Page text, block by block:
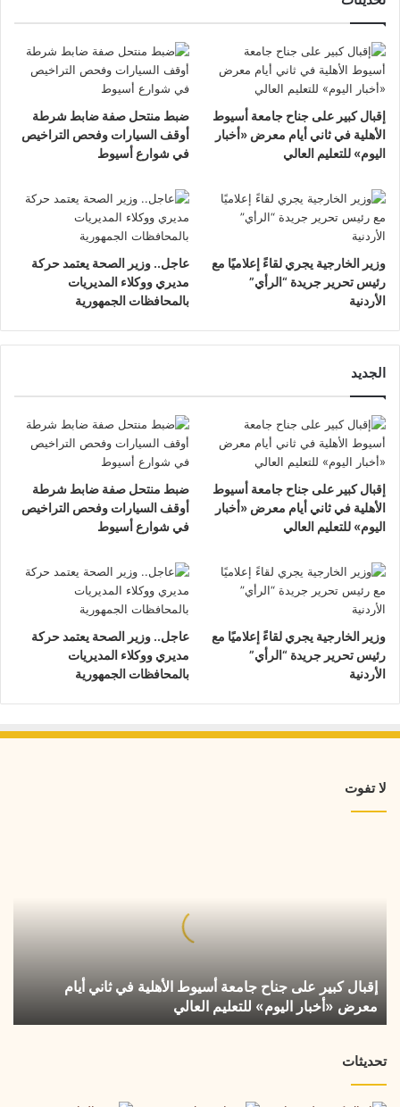
إقبال كبير على جناح جامعة أسيوط
الأهلية في ثاني أيام معرض «أخبار
اليوم» للتعليم العالي
ضبط منتحل صفة ضابط شرطة
أوقف السيارات وفحص التراخيص
في شوارع أسيوط
وزير الخارجية يجري لقاءً إعلاميًا مع
رئيس تحرير جريدة “الرأي”
الأردنية
عاجل.. وزير الصحة يعتمد حركة
مديري ووكلاء المديريات
بالمحافظات الجمهورية
الجديد
إقبال كبير على جناح جامعة أسيوط
الأهلية في ثاني أيام معرض «أخبار
اليوم» للتعليم العالي
ضبط منتحل صفة ضابط شرطة
أوقف السيارات وفحص التراخيص
في شوارع أسيوط
وزير الخارجية يجري لقاءً إعلاميًا مع
رئيس تحرير جريدة “الرأي”
الأردنية
عاجل.. وزير الصحة يعتمد حركة
مديري ووكلاء المديريات
بالمحافظات الجمهورية
لا تفوت
ثاني
أيام
معرض
اليوم»
العالي
إقبال كبير على جناح جامعة أسيوط الأهلية في ثاني أيام
معرض «أخبار اليوم» للتعليم العالي
تحديثات